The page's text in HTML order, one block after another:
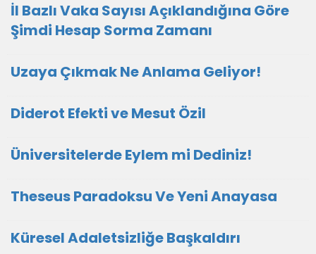
İl Bazlı Vaka Sayısı Açıklandığına Göre
Şimdi Hesap Sorma Zamanı
Uzaya Çıkmak Ne Anlama Geliyor!
Diderot Efekti ve Mesut Özil
Üniversitelerde Eylem mi Dediniz!
Theseus Paradoksu Ve Yeni Anayasa
Küresel Adaletsizliğe Başkaldırı